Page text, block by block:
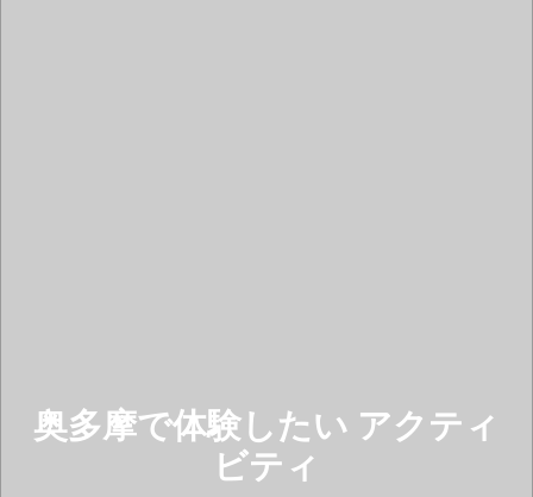
奥多摩で体験したい アクティ
ビティ